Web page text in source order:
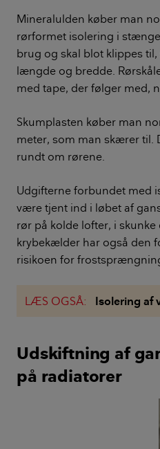
Mineralulden køber man
rørformet isolering i
brug og skal blot klippes
længde og bredde.
med tape, der følger med,
Skumplasten køber man
meter, som man skærer til.
rundt om rørene.
Udgifterne forbundet med
være tjent ind i løbet af
rør på kolde lofter, i skunke
krybekælder har også den
risikoen for
LÆS OGSÅ: Isolering af
Udskiftning af
på radiatorer